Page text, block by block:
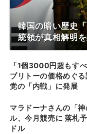
韓国の暗い歴史
統領が真相解明
「1個3000円超もす
ブリトーの価格めぐ
党の「内戦」に発展
マラドーナさんの「
ル、今月競売に 落札
ドル